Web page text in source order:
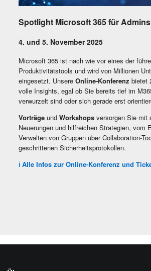
Spotlight Microsoft 365 für Admins
4. und 5. November 2025
Microsoft 365 ist nach wie vor eines der
Produktivitätstools und wird von Millionen
eingesetzt. Unsere Online-Konferenz bietet
volle Insights, egal ob Sie bereits tief im
verwurzelt sind oder sich gerade erst
Vorträge und Workshops versorgen Sie mit
Neuerungen und hilfreichen Strategien, vom
Verwal­ten von Gruppen über Collaboration-
geschrittenen Sicherheitsprotokollen.
ℹ️ Alle Infos zur Online-Konferenz und